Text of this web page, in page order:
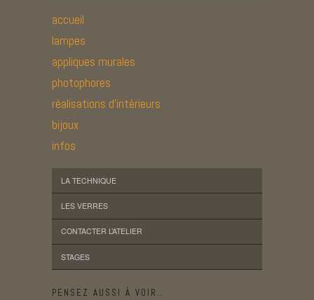
accueil
lampes
appliques murales
photophores
réalisations d’intérieurs
bijoux
infos
LA TECHNIQUE
LES VERRES
CONTACTER L’ATELIER
STAGES
PENSEZ AUSSI À VOIR…